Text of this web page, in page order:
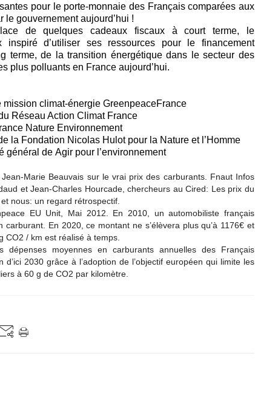
pour le porte-monnaie des Français comparées aux
le gouvernement aujourd’hui !
de quelques cadeaux fiscaux à court terme, le
inspiré d’utiliser ses ressources pour le financement
terme, de la transition énergétique dans le secteur des
plus polluants en France aujourd’hui.
climat-énergie GreenpeaceFrance
Réseau Action Climat France
Nature Environnement
la Fondation Nicolas Hulot pour la Nature et l’Homme
général de Agir pour l’environnement
Jean-Marie Beauvais sur le vrai prix des carburants. Fnaut Infos
et Jean-Charles Hourcade, chercheurs au Cired: Les prix du
nous: un regard rétrospectif.
EU Unit, Mai 2012. En 2010, un automobiliste français
En 2020, ce montant ne s’élèvera plus qu’à 1176€ et
CO2 / km est réalisé à temps.
moyennes en carburants annuelles des Français
2030 grâce à l’adoption de l’objectif européen qui limite les
à 60 g de CO2 par kilomètre.